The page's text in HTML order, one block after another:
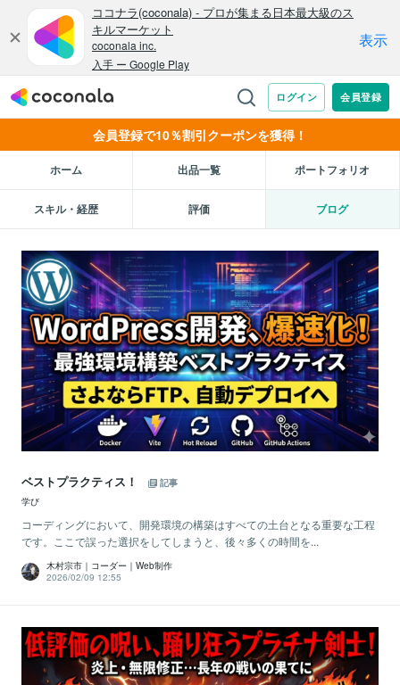
会員登録で10％割引クーポンを獲得！
ホーム 出品一覧 ポートフォリオ
スキル・経歴 評価 ブログ
ベストプラクティス！
記事
学び
コーディングにおいて、開発環境の構築はすべての土台となる重要な工程
です。ここで誤った選択をしてしまうと、後々多くの時間を...
木村宗市｜コーダー｜Web制作
2026/02/09 12:55